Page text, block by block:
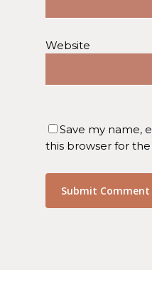
Website
Save my name,
this browser for